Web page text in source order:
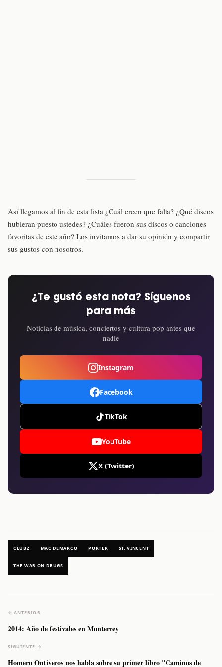
Así llegamos al fin de esta lista ¿Cuál creen que falta? ¿Qué discos
hubieran puesto ustedes? ¿Cuáles fueron sus discos o canciones
favoritas de este año? Los invitamos a dar su opinión y compartir
sus gustos con nosotros.
¿Te gustó esta nota? Síguenos
para más
Noticias de música, conciertos y cultura pop antes que
nadie
Instagram
Facebook
TikTok
YouTube
X (Twitter)
CLUBZ MAC DEMARCO PORTER ST. VINCENT
THE WAR ON DRUGS
← ANTERIOR
2014: Año de festivales en Monterrey
SIGUIENTE →
Homero Ontiveros nos habla sobre su primer libro "Caminos de